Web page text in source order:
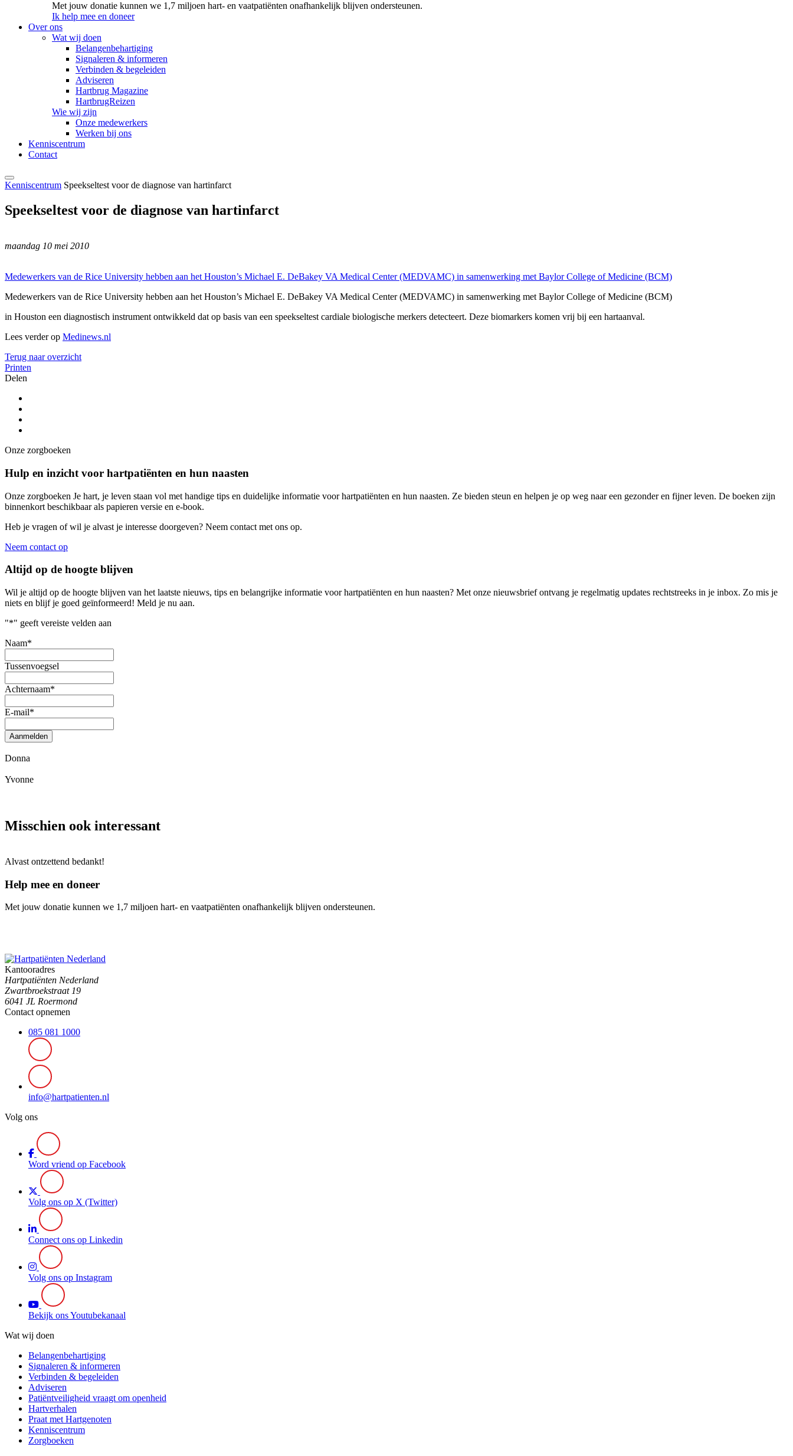
Met jouw donatie kunnen we 1,7 miljoen hart- en vaatpatiënten onafhankelijk blijven ondersteunen.
Ik help mee en doneer
Over ons
Wat wij doen
Belangenbehartiging
Signaleren & informeren
Verbinden & begeleiden
Adviseren
Hartbrug Magazine
HartbrugReizen
Wie wij zijn
Onze medewerkers
Werken bij ons
Kenniscentrum
Contact
Kenniscentrum Speekseltest voor de diagnose van hartinfarct
Speekseltest voor de diagnose van hartinfarct
maandag 10 mei 2010
Medewerkers van de Rice University hebben aan het Houston’s Michael E. DeBakey VA Medical Center (MEDVAMC) in samenwerking met Baylor College of Medicine (BCM)
Medewerkers van de Rice University hebben aan het Houston’s Michael E. DeBakey VA Medical Center (MEDVAMC) in samenwerking met Baylor College of Medicine (BCM)
in Houston een diagnostisch instrument ontwikkeld dat op basis van een speekseltest cardiale biologische merkers detecteert. Deze biomarkers komen vrij bij een hartaanval.
Lees verder op Medinews.nl
Terug naar overzicht
Printen
Delen
Onze zorgboeken
Hulp en inzicht voor hartpatiënten en hun naasten
Onze zorgboeken Je hart, je leven staan vol met handige tips en duidelijke informatie voor hartpatiënten en hun naasten. Ze bieden steun en helpen je op weg naar een gezonder en fijner leven. De boeken zijn
binnenkort beschikbaar als papieren versie en e-book.
Heb je vragen of wil je alvast je interesse doorgeven? Neem contact met ons op.
Neem contact op
Altijd op de hoogte blijven
Wil je altijd op de hoogte blijven van het laatste nieuws, tips en belangrijke informatie voor hartpatiënten en hun naasten? Met onze nieuwsbrief ontvang je regelmatig updates rechtstreeks in je inbox. Zo mis je
niets en blijf je goed geïnformeerd! Meld je nu aan.
"*" geeft vereiste velden aan
Naam*
Tussenvoegsel
Achternaam*
E-mail*
Aanmelden
Donna
Yvonne
Misschien ook interessant
Alvast ontzettend bedankt!
Help mee en doneer
Met jouw donatie kunnen we 1,7 miljoen hart- en vaatpatiënten onafhankelijk blijven ondersteunen.
Kantooradres
Hartpatiënten Nederland
Zwartbroekstraat 19
6041 JL Roermond
Contact opnemen
085 081 1000
info@hartpatienten.nl
Volg ons
Word vriend op Facebook
Volg ons op X (Twitter)
Connect ons op Linkedin
Volg ons op Instagram
Bekijk ons Youtubekanaal
Wat wij doen
Belangenbehartiging
Signaleren & informeren
Verbinden & begeleiden
Adviseren
Patiëntveiligheid vraagt om openheid
Hartverhalen
Praat met Hartgenoten
Kenniscentrum
Zorgboeken